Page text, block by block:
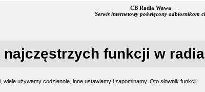
CB Radia Wawa
Serwis internetowy poświęcony odbiornikom
najczęstrzych funkcji w
wiele używamy codziennie, inne ustawiamy i zapominamy. Oto słownik funkcji: